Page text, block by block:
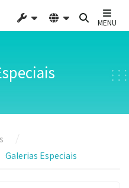
MENU
Galerias Especiais